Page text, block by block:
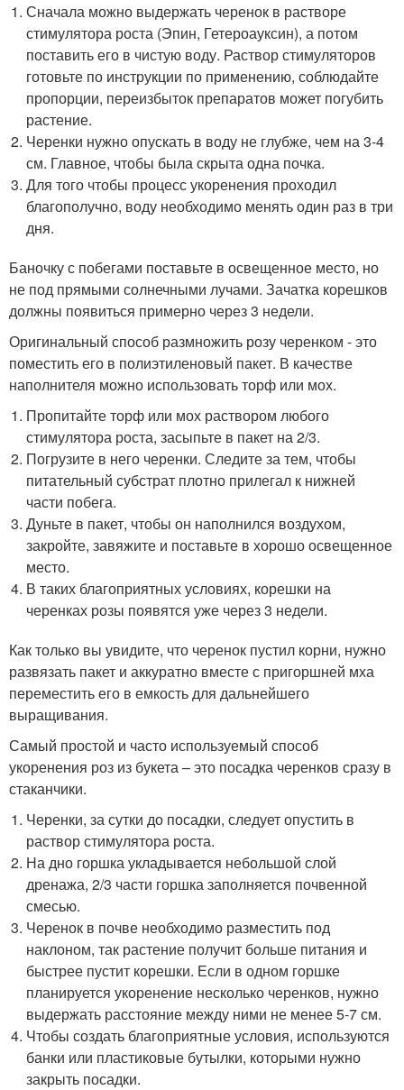
Сначала можно выдержать черенок в растворе
стимулятора роста (Эпин, Гетероауксин), а потом
поставить его в чистую воду. Раствор стимуляторов
готовьте по инструкции по применению, соблюдайте
пропорции, переизбыток препаратов может погубить
растение.
Черенки нужно опускать в воду не глубже, чем на 3-4
см. Главное, чтобы была скрыта одна почка.
Для того чтобы процесс укоренения проходил
благополучно, воду необходимо менять один раз в три
дня.
Баночку с побегами поставьте в освещенное место, но
не под прямыми солнечными лучами. Зачатка корешков
должны появиться примерно через 3 недели.
Оригинальный способ размножить розу черенком - это
поместить его в полиэтиленовый пакет. В качестве
наполнителя можно использовать торф или мох.
Пропитайте торф или мох раствором любого
стимулятора роста, засыпьте в пакет на 2/3.
Погрузите в него черенки. Следите за тем, чтобы
питательный субстрат плотно прилегал к нижней
части побега.
Дуньте в пакет, чтобы он наполнился воздухом,
закройте, завяжите и поставьте в хорошо освещенное
место.
В таких благоприятных условиях, корешки на
черенках розы появятся уже через 3 недели.
Как только вы увидите, что черенок пустил корни, нужно
развязать пакет и аккуратно вместе с пригоршней мха
переместить его в емкость для дальнейшего
выращивания.
Самый простой и часто используемый способ
укоренения роз из букета – это посадка черенков сразу в
стаканчики.
Черенки, за сутки до посадки, следует опустить в
раствор стимулятора роста.
На дно горшка укладывается небольшой слой
дренажа, 2/3 части горшка заполняется почвенной
смесью.
Черенок в почве необходимо разместить под
наклоном, так растение получит больше питания и
быстрее пустит корешки. Если в одном горшке
планируется укоренение несколько черенков, нужно
выдержать расстояние между ними не менее 5-7 см.
Чтобы создать благоприятные условия, используются
банки или пластиковые бутылки, которыми нужно
закрыть посадки.